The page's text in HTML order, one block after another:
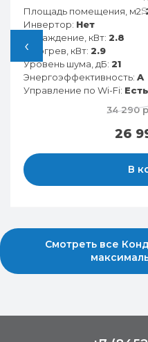
‹
Площадь помещения, м2:
Инвертор: Нет
Охлаждение, кВт: 2.8
Обогрев, кВт: 2.9
Уровень шума, дБ: 21
Энергоэффективность: A
Управление по Wi-Fi: Есть
34 290
26
В
Смотреть все